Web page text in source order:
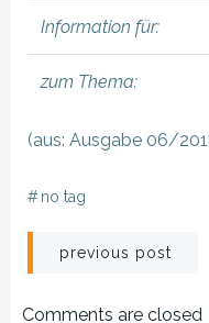
Information für:
zum Thema:
(aus: Ausgabe 06/
# no tag
previous post
Comments are closed